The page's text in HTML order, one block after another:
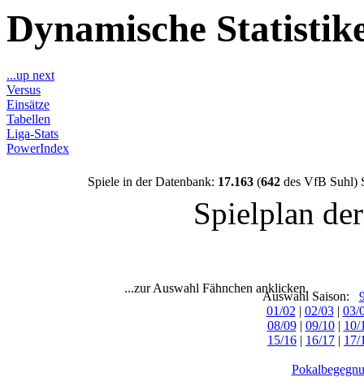
Dynamische
...up next
Versus
Einsätze
Tabellen
Liga-Stats
PowerIndex
Spiele in der Datenbank: 17.163(642des VfB Suhl)
Spielplan
...zur Auswahl Fähnchen anklicken.
Auswahl Saison:
01/02 | 02/03| 03/
08/09| 09/10| 10/
15/16 | 16/17 | 17/